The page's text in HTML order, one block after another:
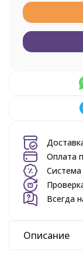
Оплата
Система
Всегда
Описание